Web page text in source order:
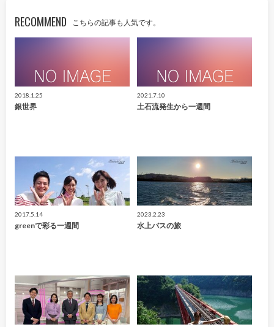
RECOMMEND こちらの記事も人気です。
2018.1.25
銀世界
2021.7.10
土石流発生から一週間
2017.5.14
greenで彩る一週間
2023.2.23
水上バスの旅